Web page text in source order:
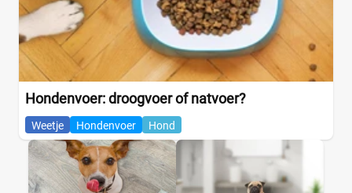
Hondenvoer: droogvoer of natvoer?
Weetje Hondenvoer Hond